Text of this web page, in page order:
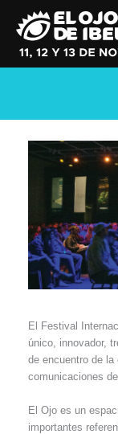
contenido
El Festival
único, innovador,
de encuentro de
comunicaciones
El Ojo es un
importantes